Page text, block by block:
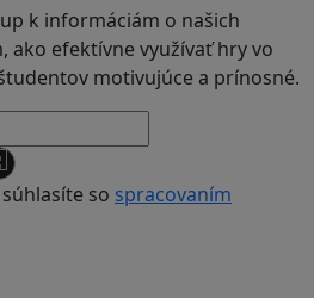
k informáciám o našich
ako efektívne využívať hry vo
motivujúce a prínosné.
so spracovaním